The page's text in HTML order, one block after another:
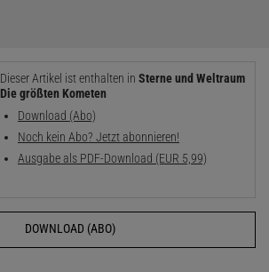
Dieser Artikel ist enthalten in Sterne und Weltraum
Die größten Kometen
Download (Abo)
Noch kein Abo? Jetzt abonnieren!
Ausgabe als PDF-Download (EUR 5,99)
DOWNLOAD (ABO)